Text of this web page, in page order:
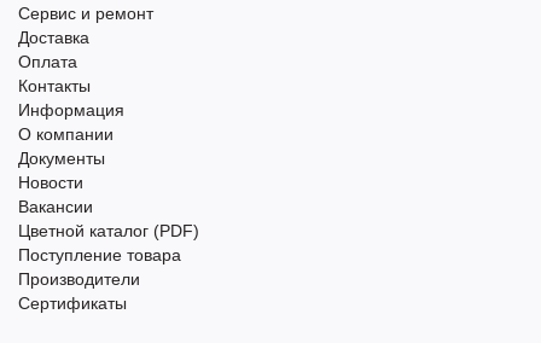
Сервис и ремонт
Доставка
Оплата
Контакты
Информация
О компании
Документы
Новости
Вакансии
Цветной каталог (PDF)
Поступление товара
Производители
Сертификаты